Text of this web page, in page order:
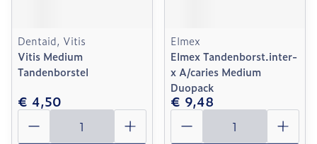
Dentaid, Vitis
Vitis Medium
Tandenborstel
€ 4,50
Aantal
Elmex
Elmex Tandenborst.inter-
x A/caries Medium
Duopack
€ 9,48
Aantal